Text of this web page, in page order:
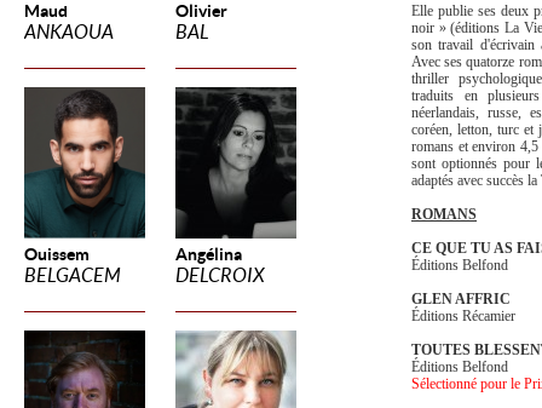
Maud
ANKAOUA
Olivier
BAL
Ouissem
BELGACEM
Angélina
DELCROIX
Elle publie ses deux
noir » (éditions La
son travail
Avec ses quatorze
thriller
traduits en
néerlandais, russe,
coréen, letton, turc et
romans et environ
sont optionnés pour
adaptés avec succès
ROMANS
CE QUE TU AS
Éditions Belfond
GLEN AFFRIC
Éditions Récamier
TOUTES
Éditions Belfond
Sélectionné pour le